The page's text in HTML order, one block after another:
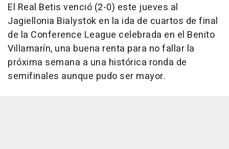
El Real Betis venció (2-0) este jueves al
Jagiellonia Bialystok en la ida de cuartos de final
de la Conference League celebrada en el Benito
Villamarín, una buena renta para no fallar la
próxima semana a una histórica ronda de
semifinales aunque pudo ser mayor.